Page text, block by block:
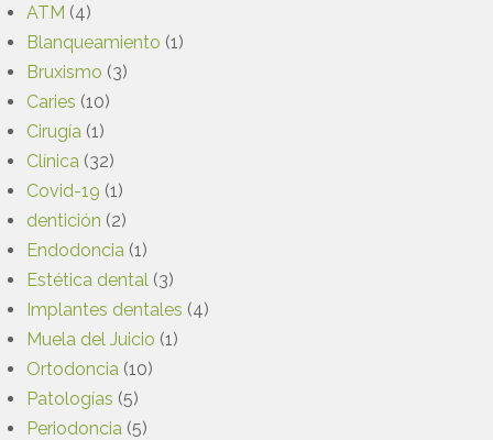
ATM (4)
Blanqueamiento (1)
Bruxismo (3)
Caries (10)
Cirugía (1)
Clínica (32)
Covid-19 (1)
dentición (2)
Endodoncia (1)
Estética dental (3)
Implantes dentales (4)
Muela del Juicio (1)
Ortodoncia (10)
Patologías (5)
Periodoncia (5)